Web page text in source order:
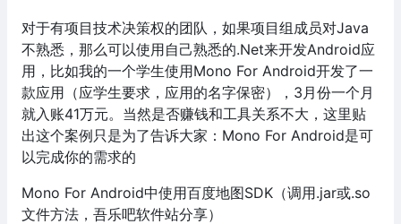
对于有项目技术决策权的团队，如果项目组成员对Java
不熟悉，那么可以使用自己熟悉的.Net来开发Android应
用，比如我的一个学生使用Mono For Android开发了一
款应用（应学生要求，应用的名字保密），3月份一个月
就入账41万元。当然是否赚钱和工具关系不大，这里贴
出这个案例只是为了告诉大家：Mono For Android是可
以完成你的需求的
Mono For Android中使用百度地图SDK（调用.jar或.so
文件方法，吾乐吧软件站分享）